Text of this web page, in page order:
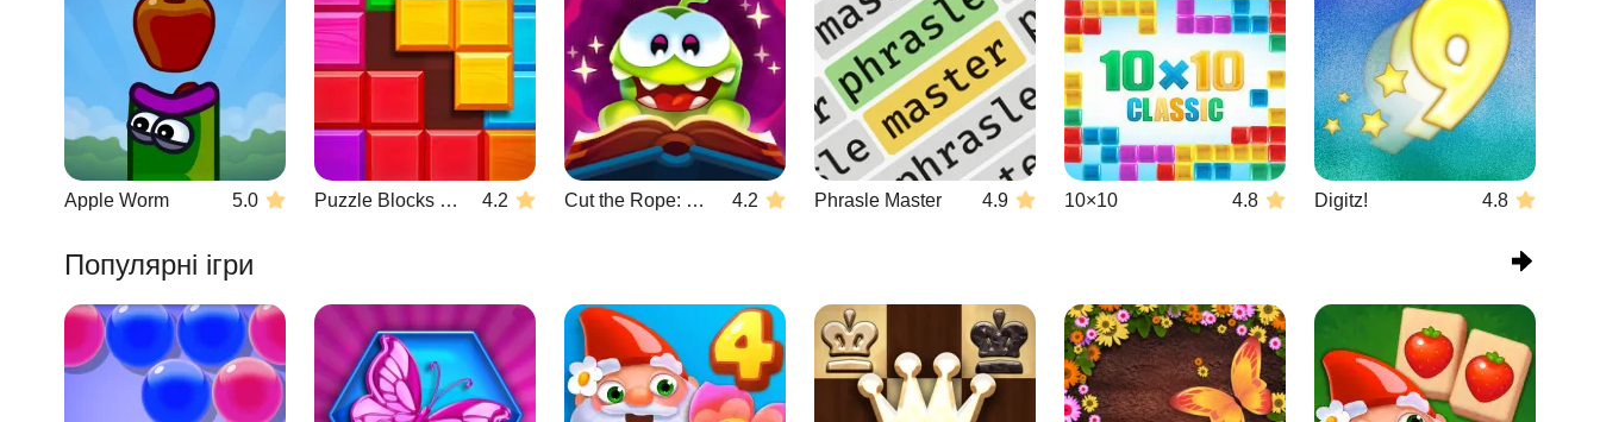
Apple Worm 5.0 Puzzle Blocks Classic 4.2 Cut the Rope: Magic 4.2 Phrasle Master 4.9 10×10 4.8 Digitz! 4.8
Популярні ігри